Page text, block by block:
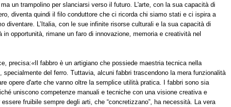
un trampolino per slanciarsi verso il futuro. L'arte, con la sua capacità di
diventa quindi il filo conduttore che ci ricorda chi siamo stati e ci ispira a
diventare. L’Italia, con le sue infinite risorse culturali e la sua capacità di
in opportunità, rimane un faro di innovazione, memoria e creatività nel
precisa:«Il fabbro è un artigiano che possiede maestria tecnica nella
specialmente del ferro. Tuttavia, alcuni fabbri trascendono la mera funzionalità
opere d'arte che vanno oltre la semplice utilità pratica. I fabbri sono sia
uniscono competenze manuali e tecniche con una visione creativa e
fruibile sempre degli arti, che “concretizzano”, ha necessità. La vera